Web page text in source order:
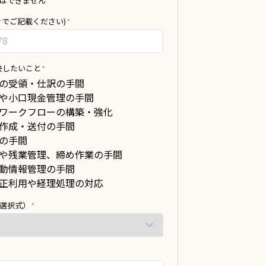
ご記載ください)
たいこと
受領・仕訳の手間
小口現金管理の手間
ークフローの構築・強化
成・送付の手間
手間
残業管理、締め作業の手間
情報管理の手間
利用や経理処理の対応
択式）